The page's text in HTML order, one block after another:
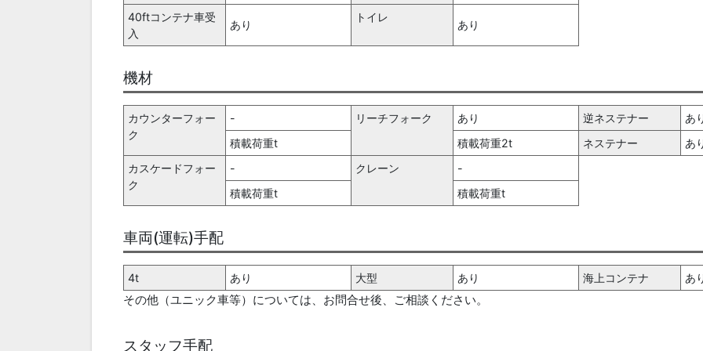
40ftコンテナ車受
入
あり
トイレ
あり
機材
カウンターフォー
ク
- リーチフォーク あり 逆ネステナー
あ
積載荷重t
積載荷重2t ネステナー
あ
カスケードフォー
ク
- クレーン
-
積載荷重t
積載荷重t
車両(運転)手配
4t あり 大型 あり 海上コンテナ あ
その他（ユニック車等）については、お問合せ後、 ご相談ください。
スタッフ手配